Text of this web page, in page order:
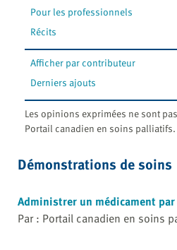
Pour les professionnels
Récits
Afficher par contributeur
Derniers ajouts
Les opinions exprimées ne sont
Portail canadien en soins palliatifs.
Démonstrations de soins
Administrer un médicament
Par : Portail canadien en soins